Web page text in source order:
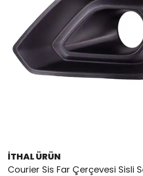
İTHAL ÜRÜN
Courier Sis Far Çerçevesi Sisli